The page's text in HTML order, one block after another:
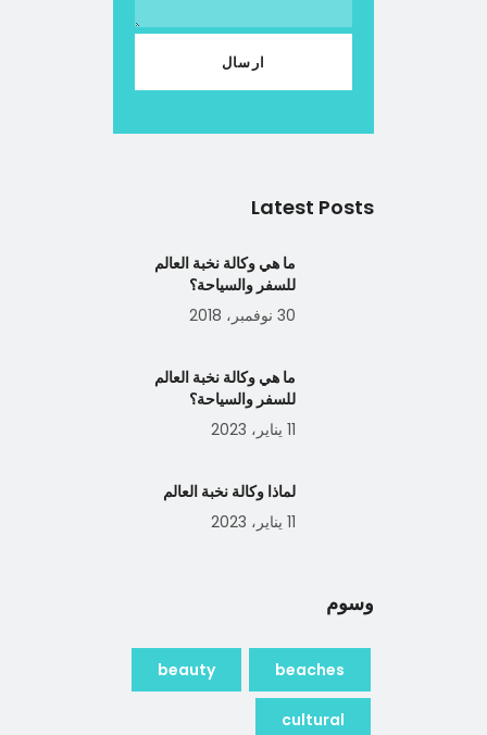
Latest Posts
ما هي وكالة نخبة العالم
للسفر والسياحة؟
30 نوفمبر، 2018
ما هي وكالة نخبة العالم
للسفر والسياحة؟
11 يناير، 2023
لماذا وكالة نخبة العالم
11 يناير، 2023
وسوم
beaches
beauty
cultural